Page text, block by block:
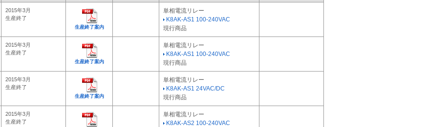
2015年3月
生産終了
生産終了案内
単相電流リレー
K8AK-AS1 100-240VAC
現行商品
2015年3月
生産終了
生産終了案内
単相電流リレー
K8AK-AS1 100-240VAC
現行商品
2015年3月
生産終了
生産終了案内
単相電流リレー
K8AK-AS1 24VAC/DC
現行商品
2015年3月
生産終了
単相電流リレー
K8AK-AS2 100-240VAC